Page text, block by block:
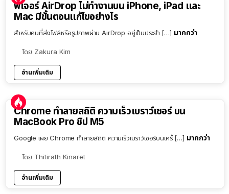
ฟีเจอร์ AirDrop ไม่ทำงานบน iPhone, iPad และ
Mac มีขั้นตอนแก้ไขอย่างไร
สำหรับคนที่ส่งไฟล์หรือรูปภาพผ่าน AirDrop อยู่เป็นประจำ […] มากกว่า
โดย Zakura Kim
อ่านเพิ่มเติม
Chrome ทำลายสถิติ ความเร็วเบราว์เซอร์ บน
MacBook Pro ชิป M5
Google เผย Chrome ทำลายสถิติ ความเร็วเบราว์เซอร์บนเครื่ […] มากกว่า
โดย Thitirath Kinaret
อ่านเพิ่มเติม